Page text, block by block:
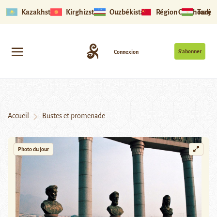
Kazakhstan Kirghizstan Ouzbékistan Région Ouïghoure
S’abonner
Connexion
Accueil Bustes et promenade
Photo du jour